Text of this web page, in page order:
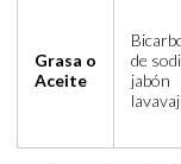
Grasa o
Aceite
de
jabón